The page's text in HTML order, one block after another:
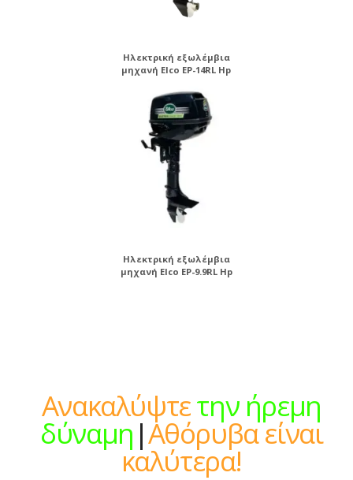
Ηλεκτρική εξωλέμβια
μηχανή Elco EP-14RL Hp
Ηλεκτρική εξωλέμβια
μηχανή Elco EP-9.9RL Hp
Ανακαλύψτετην ήρεμη
δύναμη |Αθόρυβα είναι
καλύτερα!